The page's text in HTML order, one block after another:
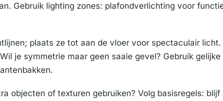
Gebruik lighting zones: plafondverlichting voor
plaats ze tot aan de vloer voor spectaculair
je symmetrie maar geen saaie gevel? Gebruik
objecten of texturen gebruiken? Volg basisregels: